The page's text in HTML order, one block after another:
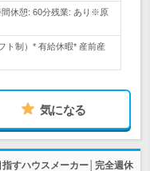
間休憩: 60分残業: あり※原
ト制）* 有給休暇* 産前産
気になる
すハウスメーカー│完全週休